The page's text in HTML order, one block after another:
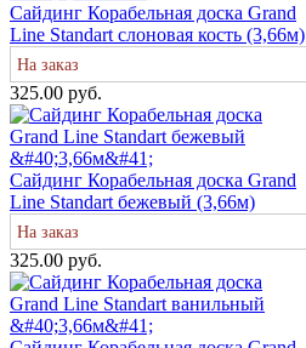
Сайдинг Корабельная доска Grand
Line Standart слоновая кость (3,66м)
На заказ
325.00 руб.
Сайдинг Корабельная доска Grand
Line Standart бежевый (3,66м)
На заказ
325.00 руб.